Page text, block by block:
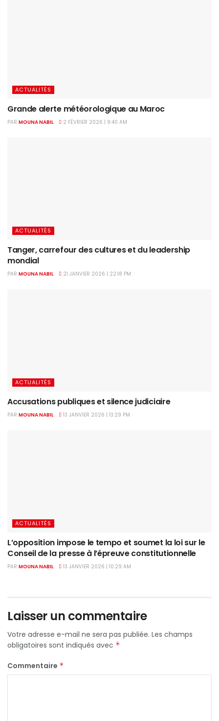
ACTUALITÉS
Grande alerte météorologique au Maroc
PAR MOUNA NABIL 2 FÉVRIER 2026 | 9:40 AM
ACTUALITÉS
Tanger, carrefour des cultures et du leadership
mondial
PAR MOUNA NABIL 21 JANVIER 2026 | 22:18 PM
ACTUALITÉS
Accusations publiques et silence judiciaire
PAR MOUNA NABIL 13 JANVIER 2026 | 13:29 PM
ACTUALITÉS
L’opposition impose le tempo et soumet la loi sur le
Conseil de la presse à l’épreuve constitutionnelle
PAR MOUNA NABIL 13 JANVIER 2026 | 10:29 AM
Laisser un commentaire
Votre adresse e-mail ne sera pas publiée. Les champs
obligatoires sont indiqués avec *
Commentaire *